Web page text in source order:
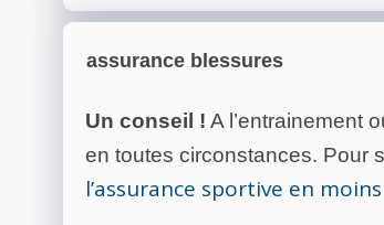
assurance blessures
Un conseil ! A l’entrainement
en toutes circonstances. Pour
l’assurance sportive en